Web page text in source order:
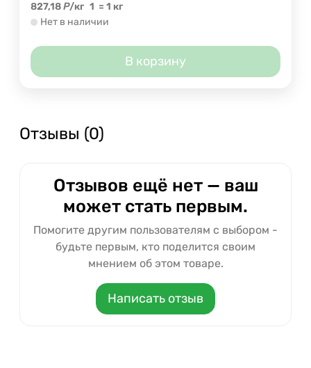
827,18Р/кг 1 = 1 кг
Нет в наличии
В корзину
Отзывы (0)
Отзывов ещё нет — ваш
может стать первым.
Помогите другим пользователям с выбором -
будьте первым, кто поделится своим
мнением об этом товаре.
Написать отзыв